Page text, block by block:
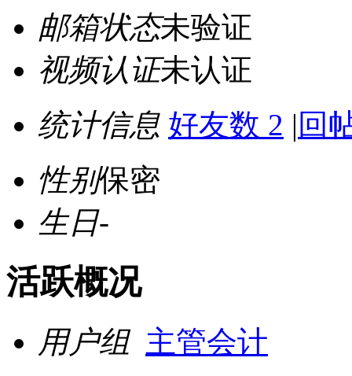
邮箱状态未验证
视频认证未认证
统计信息 好友数 2 | 回
性别保密
生日-
活跃概况
用户组 主管会计